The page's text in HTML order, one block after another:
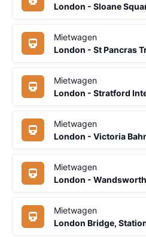
London - Sloane
Mietwagen
London - St Pancras
Mietwagen
London - Stratford
Mietwagen
London - Victoria
Mietwagen
London -
Mietwagen
London Bridge,